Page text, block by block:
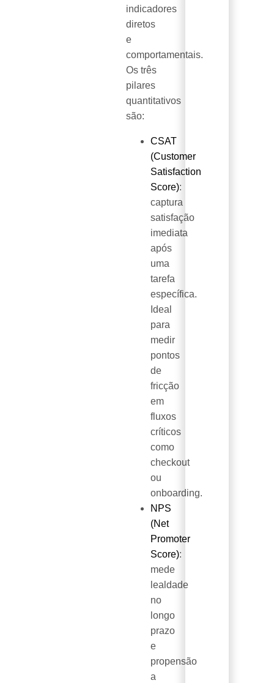
indicadores
diretos
e
comportamentais.
Os três
pilares
quantitativos
são:
CSAT
(Customer
Satisfaction
Score):
captura
satisfação
imediata
após
uma
tarefa
específica.
Ideal
para
medir
pontos
de
fricção
em
fluxos
críticos
como
checkout
ou
onboarding.
NPS
(Net
Promoter
Score):
mede
lealdade
no
longo
prazo
e
propensão
a